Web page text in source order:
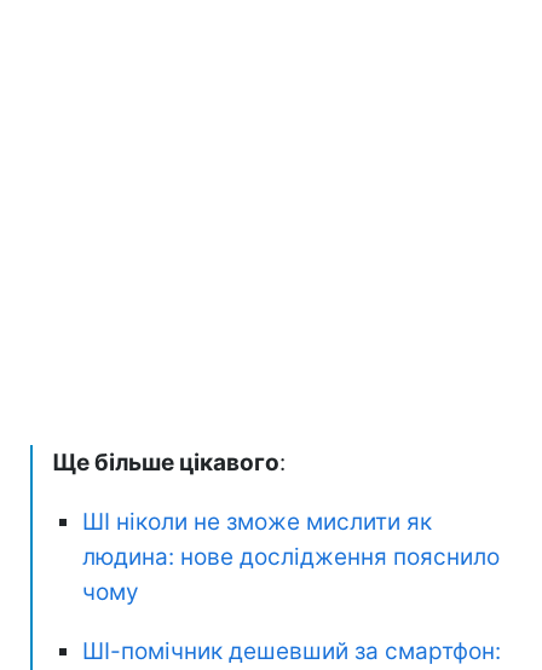
Ще більше цікавого:
ШІ ніколи не зможе мислити як
людина: нове дослідження пояснило
чому
ШІ-помічник дешевший за смартфон: